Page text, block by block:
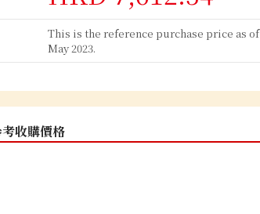
This is the reference purchase price as of
May 2023.
收購價格